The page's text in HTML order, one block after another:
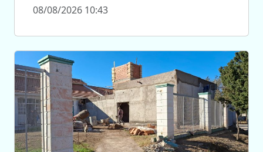
08/08/2026 10:43